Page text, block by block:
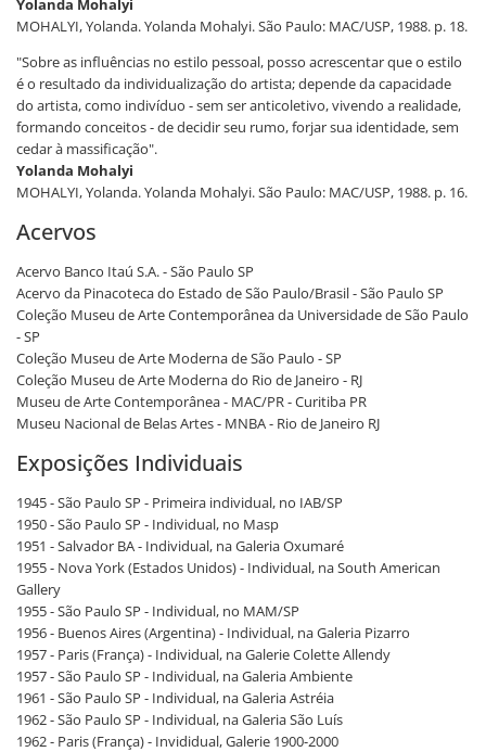
Yolanda Mohalyi
MOHALYI, Yolanda. Yolanda Mohalyi. São Paulo: MAC/USP, 1988. p. 18.
"Sobre as influências no estilo pessoal, posso acrescentar que o estilo
é o resultado da individualização do artista; depende da capacidade
do artista, como indivíduo - sem ser anticoletivo, vivendo a realidade,
formando conceitos - de decidir seu rumo, forjar sua identidade, sem
cedar à massificação".
Yolanda Mohalyi
MOHALYI, Yolanda. Yolanda Mohalyi. São Paulo: MAC/USP, 1988. p. 16.
Acervos
Acervo Banco Itaú S.A. - São Paulo SP
Acervo da Pinacoteca do Estado de São Paulo/Brasil - São Paulo SP
Coleção Museu de Arte Contemporânea da Universidade de São Paulo
- SP
Coleção Museu de Arte Moderna de São Paulo - SP
Coleção Museu de Arte Moderna do Rio de Janeiro - RJ
Museu de Arte Contemporânea - MAC/PR - Curitiba PR
Museu Nacional de Belas Artes - MNBA - Rio de Janeiro RJ
Exposições Individuais
1945 - São Paulo SP - Primeira individual, no IAB/SP
1950 - São Paulo SP - Individual, no Masp
1951 - Salvador BA - Individual, na Galeria Oxumaré
1955 - Nova York (Estados Unidos) - Individual, na South American
Gallery
1955 - São Paulo SP - Individual, no MAM/SP
1956 - Buenos Aires (Argentina) - Individual, na Galeria Pizarro
1957 - Paris (França) - Individual, na Galerie Colette Allendy
1957 - São Paulo SP - Individual, na Galeria Ambiente
1961 - São Paulo SP - Individual, na Galeria Astréia
1962 - São Paulo SP - Individual, na Galeria São Luís
1962 - Paris (França) - Invididual, Galerie 1900-2000